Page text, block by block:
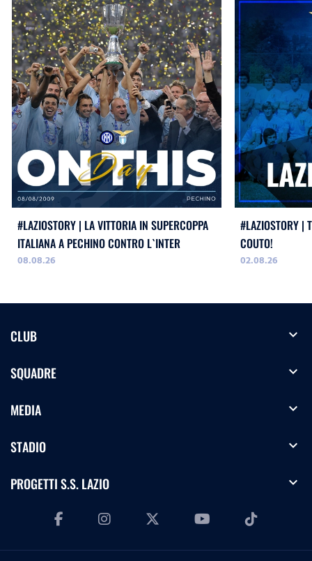
#LAZIOSTORY | LA VITTORIA IN SUPERCOPPA
ITALIANA A PECHINO CONTRO L`INTER
08.08.26
#LAZIOSTORY |
COUTO!
02.08.26
CLUB expand_more
SQUADRE expand_more
MEDIA expand_more
STADIO expand_more
PROGETTI S.S. LAZIO expand_more